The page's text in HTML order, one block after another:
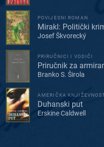
POVIJESNI ROMAN
Mirakl: Politički
Josef Škvorecký
PRIRUČNICI I VODIČI
Priručnik za
Branko S. Širola
AMERIČKA
Duhanski put
Erskine Caldwell